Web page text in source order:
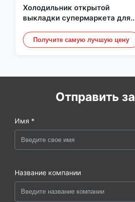
Холодильник открытой
выкладки супермаркета для
освещением СИД
Получите самую лучшую цену
Отправить
Имя *
Название компании